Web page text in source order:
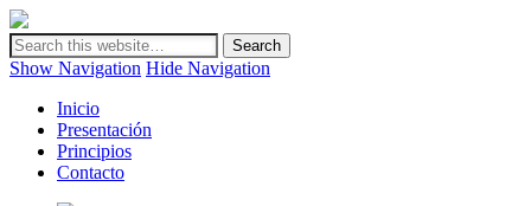
Plataforma de análisis, reflexión y debate en torno a la realidad y
futuro de Canarias
Show Navigation Hide Navigation
Inicio
Presentación
Principios
Contacto